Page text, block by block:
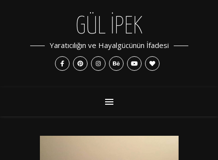
GÜL İPEK
Yaratıcılığın ve Hayalgücünün İfadesi